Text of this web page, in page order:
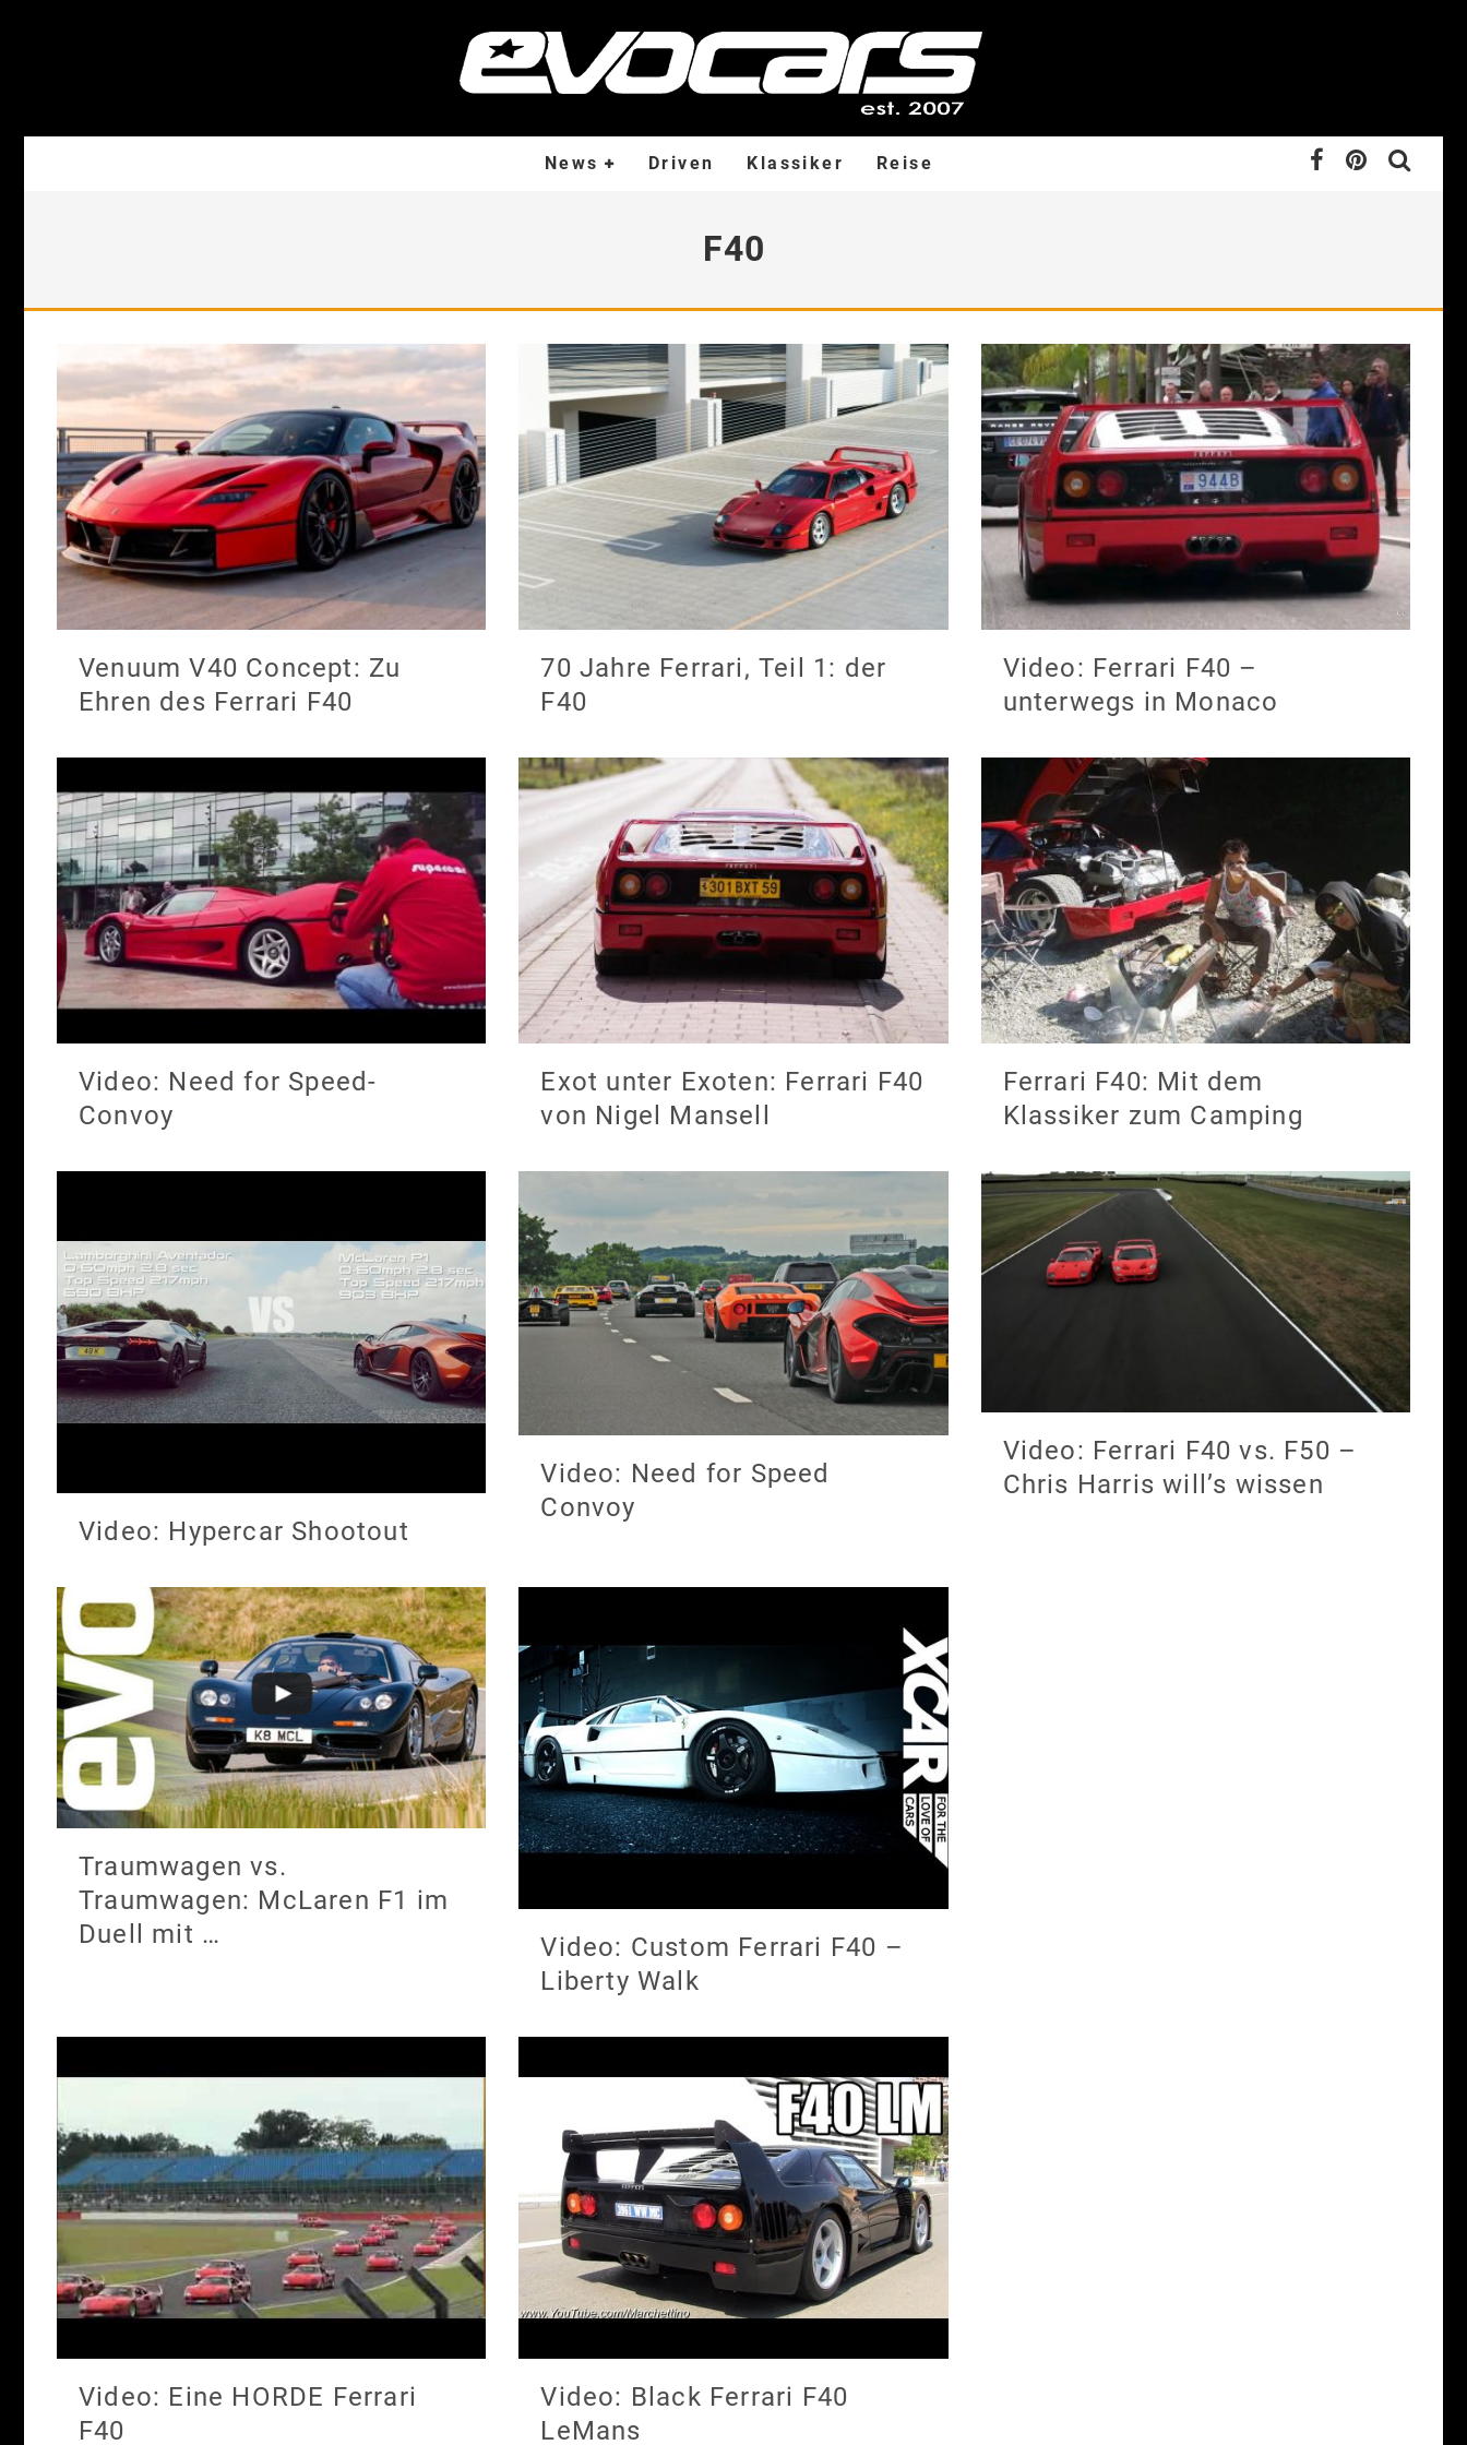
News Driven Klassiker Reise
F40
Venuum V40 Concept: Zu
Ehren des Ferrari F40
70 Jahre Ferrari, Teil 1: der
F40
Video: Ferrari F40 –
unterwegs in Monaco
Video: Need for Speed-
Convoy
Exot unter Exoten: Ferrari F40
von Nigel Mansell
Ferrari F40: Mit dem
Klassiker zum Camping
Video: Hypercar Shootout
Video: Need for Speed
Convoy
Video: Ferrari F40 vs. F50 –
Chris Harris will’s wissen
Traumwagen vs.
Traumwagen: McLaren F1 im
Duell mit …
Video: Custom Ferrari F40 –
Liberty Walk
Video: Eine HORDE Ferrari
F40
Video: Black Ferrari F40
LeMans